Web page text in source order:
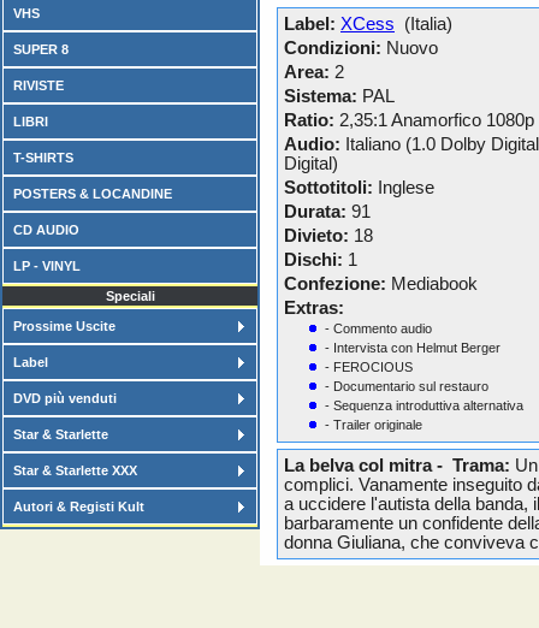
VHS
SUPER 8
RIVISTE
LIBRI
T-SHIRTS
POSTERS & LOCANDINE
CD AUDIO
LP - VINYL
Speciali
Prossime Uscite
Label
DVD più venduti
Star & Starlette
Star & Starlette XXX
Autori & Registi Kult
Label: XCess (Italia)
Condizioni: Nuovo
Area: 2
Sistema: PAL
Ratio: 2,35:1 Anamorfico 1080p
Audio: Italiano (1.0 Dolby
Digital)
Sottotitoli: Inglese
Durata: 91
Divieto: 18
Dischi: 1
Confezione: Mediabook
Extras:
- Commento audio
- Intervista con Helmut Berger
- FEROCIOUS
- Documentario sul restauro
- Sequenza introduttiva alternativa
- Trailer originale
La belva col mitra - Trama:
complici. Vanamente inseguito
a uccidere l'autista della banda,
barbaramente un confidente
donna Giuliana, che conviveva